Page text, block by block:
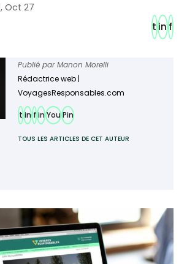
Oct 27
tinf
Publié parManon Morelli
Rédactrice web |
VoyagesResponsables.com
t in f in YouPin
TOUS LES ARTICLES DE CET AUTEUR
Actualités